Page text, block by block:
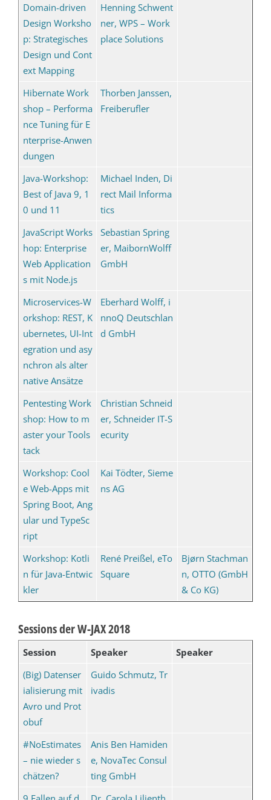
Domain-driven
Design Worksho
p: Strategisches
Design und Cont
ext Mapping
Henning Schwent
ner, WPS – Work
place Solutions
Hibernate Work
shop – Performa
nce Tuning für E
nterprise-Anwen
dungen
Thorben Janssen,
Freiberufler
Java-Workshop:
Best of Java 9, 1
0 und 11
Michael Inden, Di
rect Mail Informa
tics
JavaScript Works
hop: Enterprise
Web Application
s mit Node.js
Sebastian Spring
er, MaibornWolff
GmbH
Microservices-W
orkshop: REST, K
ubernetes, UI-Int
egration und asy
nchron als alter
native Ansätze
Eberhard Wolff, i
nnoQ Deutschlan
d GmbH
Pentesting Work
shop: How to m
aster your Tools
tack
Christian Schneid
er, Schneider IT-S
ecurity
Workshop: Cool
e Web-Apps mit
Spring Boot, Ang
ular und TypeSc
ript
Kai Tödter, Sieme
ns AG
Workshop: Kotli
n für Java-Entwic
kler
René Preißel, eTo
Square
Bjørn Stachman
n, OTTO (GmbH
& Co KG)
Sessions der W-JAX 2018
Session Speaker
Speaker
(Big) Datenser
ialisierung mit
Avro und Prot
obuf
Guido Schmutz, Tr
ivadis
#NoEstimates
– nie wieder s
chätzen?
Anis Ben Hamiden
e, NovaTec Consul
ting GmbH